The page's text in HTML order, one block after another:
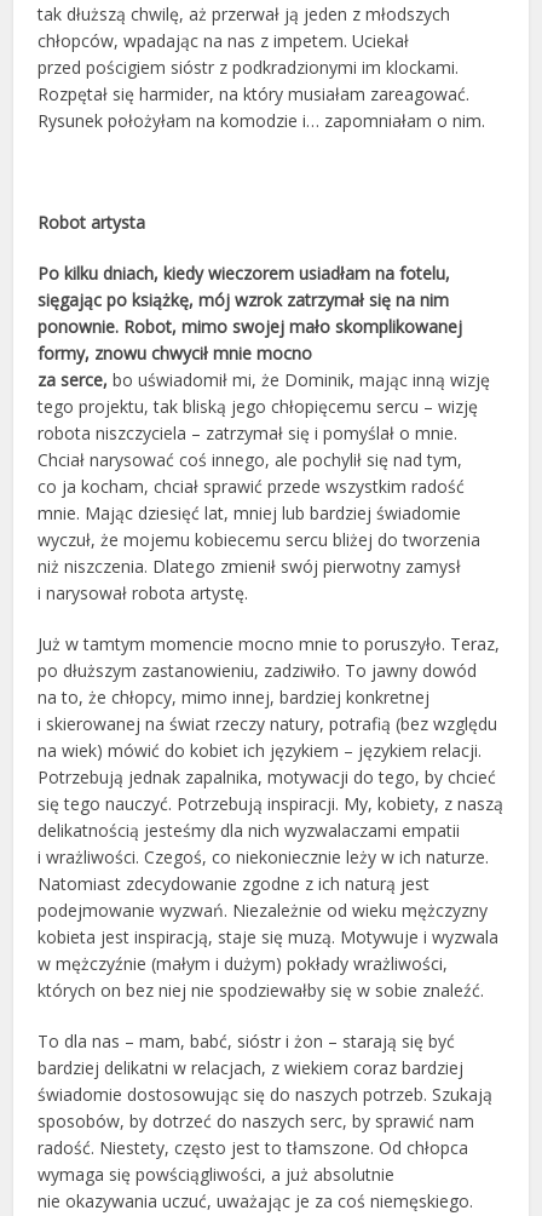
tak dłuższą chwilę, aż przerwał ją jeden z młodszych
chłopców, wpadając na nas z impetem. Uciekał
przed pościgiem sióstr z podkradzionymi im klockami.
Rozpętał się harmider, na który musiałam zareagować.
Rysunek położyłam na komodzie i… zapomniałam o nim.
Robot artysta
Po kilku dniach, kiedy wieczorem usiadłam na fotelu,
sięgając po książkę, mój wzrok zatrzymał się na nim
ponownie. Robot, mimo swojej mało skomplikowanej
formy, znowu chwycił mnie mocno
za serce,bo uświadomił mi, że Dominik, mając inną wizję
tego projektu, tak bliską jego chłopięcemu sercu – wizję
robota niszczyciela – zatrzymał się i pomyślał o mnie.
Chciał narysować coś innego, ale pochylił się nad tym,
co ja kocham, chciał sprawić przede wszystkim radość
mnie. Mając dziesięć lat, mniej lub bardziej świadomie
wyczuł, że mojemu kobiecemu sercu bliżej do tworzenia
niż niszczenia. Dlatego zmienił swój pierwotny zamysł
i narysował robota artystę.
Już w tamtym momencie mocno mnie to poruszyło. Teraz,
po dłuższym zastanowieniu, zadziwiło. To jawny dowód
na to, że chłopcy, mimo innej, bardziej konkretnej
i skierowanej na świat rzeczy natury, potrafią (bez względu
na wiek) mówić do kobiet ich językiem – językiem relacji.
Potrzebują jednak zapalnika, motywacji do tego, by chcieć
się tego nauczyć. Potrzebują inspiracji. My, kobiety, z naszą
delikatnością jesteśmy dla nich wyzwalaczami empatii
i wrażliwości. Czegoś, co niekoniecznie leży w ich naturze.
Natomiast zdecydowanie zgodne z ich naturą jest
podejmowanie wyzwań. Niezależnie od wieku mężczyzny
kobieta jest inspiracją, staje się muzą. Motywuje i wyzwala
w mężczyźnie (małym i dużym) pokłady wrażliwości,
których on bez niej nie spodziewałby się w sobie znaleźć.
To dla nas – mam, babć, sióstr i żon – starają się być
bardziej delikatni w relacjach, z wiekiem coraz bardziej
świadomie dostosowując się do naszych potrzeb. Szukają
sposobów, by dotrzeć do naszych serc, by sprawić nam
radość. Niestety, często jest to tłamszone. Od chłopca
wymaga się powściągliwości, a już absolutnie
nie okazywania uczuć, uważając je za coś niemęskiego.